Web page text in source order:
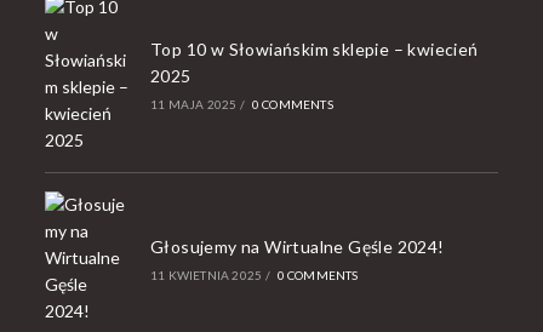
Top 10 w Słowiańskim sklepie – kwiecień
2025
11 MAJA 2025 / 0 COMMENTS
Głosujemy na Wirtualne Gęśle 2024!
11 KWIETNIA 2025 / 0 COMMENTS